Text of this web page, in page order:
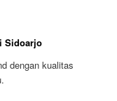
Sidoarjo
dengan kualitas